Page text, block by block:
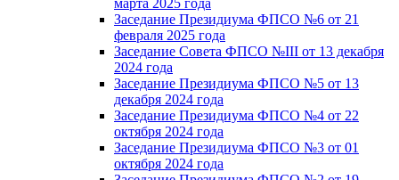
Заседание Президиума ФПСО №6 от 21
февраля 2025 года
Заседание Совета ФПСО №III от 13 декабря
2024 года
Заседание Президиума ФПСО №5 от 13
декабря 2024 года
Заседание Президиума ФПСО №4 от 22
октября 2024 года
Заседание Президиума ФПСО №3 от 01
октября 2024 года